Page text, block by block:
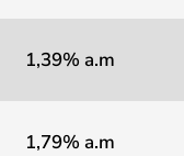
1,39% a.m
1,79% a.m